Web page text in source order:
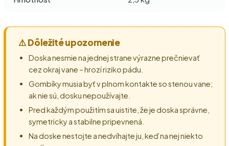
⚠️ Dôležité upozornenie
Doska nesmie na jednej strane výrazne prečnievať
cez okraj vane – hrozí riziko pádu.
Gombíky musia byť v plnom kontakte so stenou vane;
ak nie sú, dosku nepoužívajte.
Pred každým použitím sa uistite, že je doska správne,
symetricky a stabilne pripevnená.
Na doske nestojte a nedvíhajte ju, keď na nej niekto